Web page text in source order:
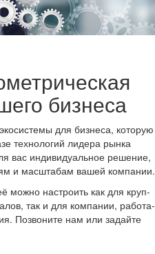
биз­не­са
для биз­не­са, ко­то­рую
тех­но­ло­гий ли­де­ра рынка
вас ин­ди­ви­ду­аль­ное ре­ше­ние,
и мас­шта­бам вашей ком­па­нии.
можно на­стро­ить как для круп­
так и для ком­па­нии, ра­бо­та­
По­зво­ни­те нам или за­дай­те